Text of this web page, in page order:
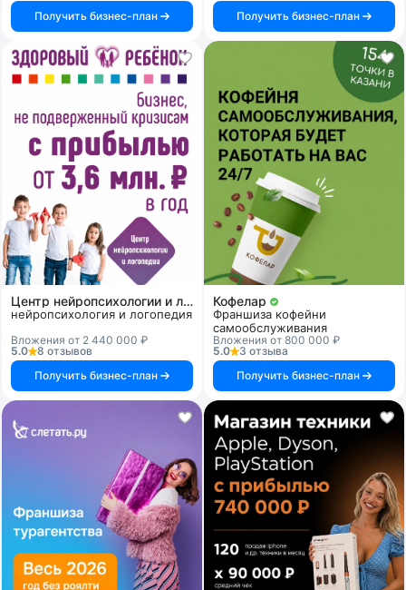
Получить бизнес-план
Получить бизнес-план
Центр нейропсихологии и логопедии «Здоровый ребенок»
нейропсихология и логопедия
Вложения от 2 440 000 ₽
5.0
8 отзывов
Получить бизнес-план
Кофелар
Франшиза кофейни
самообслуживания
Вложения от 800 000 ₽
5.0
3 отзыва
Получить бизнес-план